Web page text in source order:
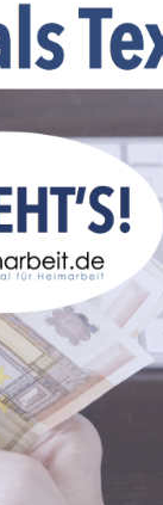
kam schwer